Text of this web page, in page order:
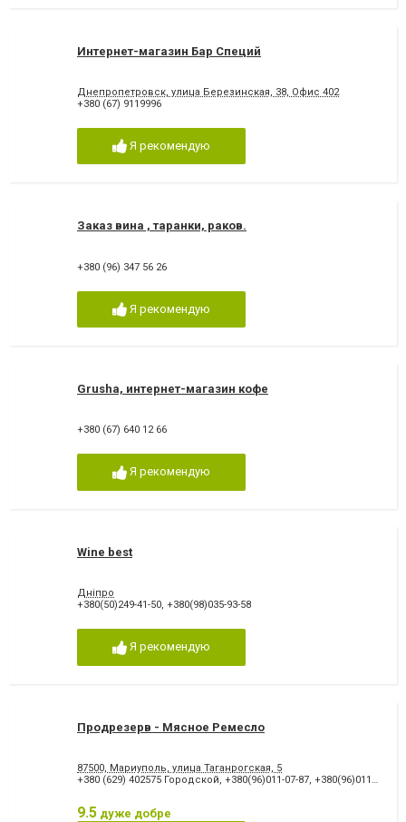
Интернет-магазин Бар Специй
Днепропетровск, улица Березинская, 38, Офис 402
+380 (67) 9119996
Я рекомендую
Заказ вина , таранки, раков.
+380 (96) 347 56 26
Я рекомендую
Grusha, интернет-магазин кофе
+380 (67) 640 12 66
Я рекомендую
Wine best
Дніпро
+380(50)249-41-50, +380(98)035-93-58
Я рекомендую
Продрезерв - Мясное Ремесло
87500, Мариуполь, улица Таганрогская, 5
+380 (629) 402575 Городской, +380(96)011-07-87, +380(96)011-03-87
9.5 дуже добре